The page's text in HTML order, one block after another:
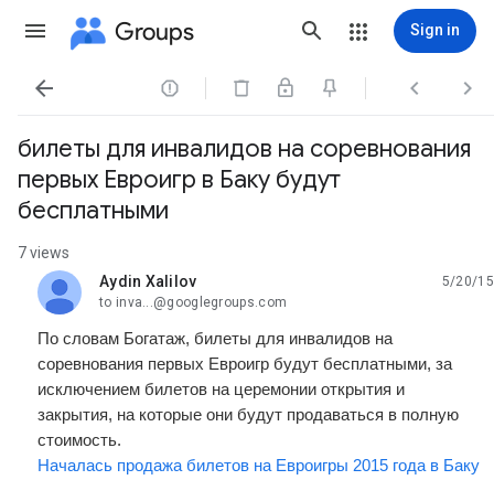
Groups Sign in
   
билеты для инвалидов на соревнования
первых Евроигр в Баку будут
бесплатными
7 views
Aydin Xalilov
unread,
5/20/15
to inva...@googlegroups.com
По словам Богатаж, билеты для инвалидов на
соревнования первых Евроигр будут бесплатными, за
исключением билетов на церемонии открытия и
закрытия, на которые они будут продаваться в полную
стоимость.
Началась продажа билетов на Евроигры 2015 года в Баку